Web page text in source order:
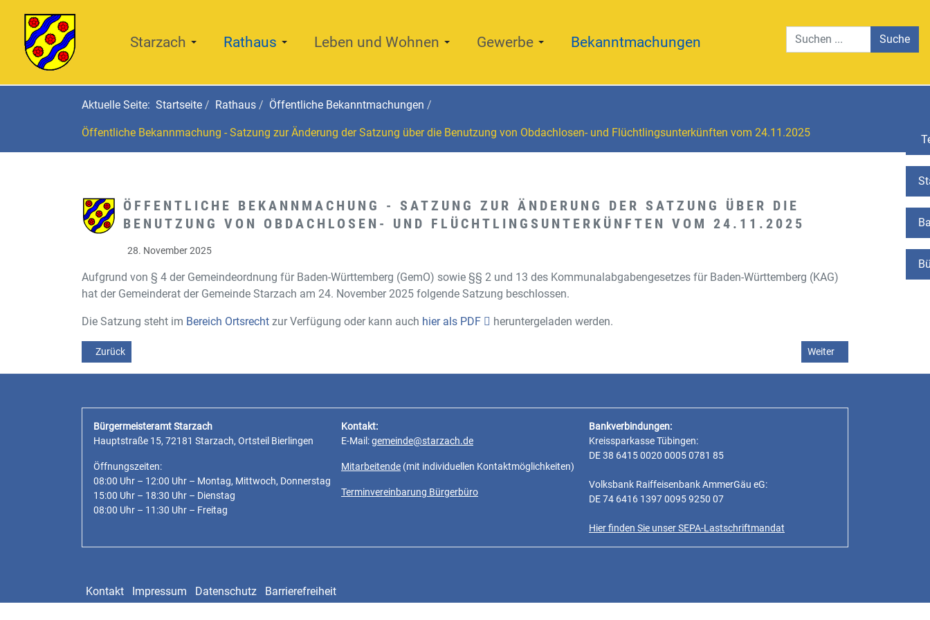
Starzach Rathaus Leben und Wohnen Gewerbe Bekanntmachungen Suche
Aktuelle Seite: Startseite Rathaus Öffentliche Bekanntmachungen
Öffentliche Bekannmachung - Satzung zur Änderung der Satzung über die Benutzung von Obdachlosen- und Flüchtlingsunterkünften vom 24.11.2025
ÖFFENTLICHE BEKANNMACHUNG - SATZUNG ZUR ÄNDERUNG DER SATZUNG ÜBER DIE
BENUTZUNG VON OBDACHLOSEN- UND FLÜCHTLINGSUNTERKÜNFTEN VOM 24.11.2025
28. November 2025
Aufgrund von § 4 der Gemeindeordnung für Baden-Württemberg (GemO) sowie §§ 2 und 13 des Kommunalabgabengesetzes für Baden-Württemberg (KAG)
hat der Gemeinderat der Gemeinde Starzach am 24. November 2025 folgende Satzung beschlossen.
Die Satzung steht im Bereich Ortsrecht zur Verfügung oder kann auch hier als PDF heruntergeladen werden.
Vorheriger Beitrag: Öffentliche Bekanntmachung - Satzung über die Erhebung der Grundsteuer und Gewerbesteuer (Hebesatzsatzung) vom 24.11.2025
Zurück Nächster Beitrag:
Weiter
Bürgermeisteramt Starzach
Hauptstraße 15, 72181 Starzach, Ortsteil Bierlingen
Öffnungszeiten:
08:00 Uhr – 12:00 Uhr – Montag, Mittwoch, Donnerstag
15:00 Uhr – 18:30 Uhr – Dienstag
08:00 Uhr – 11:30 Uhr – Freitag
Kontakt:
E-Mail:gemeinde@starzach.de
Mitarbeitende (mit individuellen Kontaktmöglichkeiten)
Terminvereinbarung Bürgerbüro
Bankverbindungen:
Kreissparkasse Tübingen:
DE 38 6415 0020 0005 0781 85
Volksbank Raiffeisenbank AmmerGäu eG:
DE 74 6416 1397 0095 9250 07
Hier finden Sie unser SEPA-Lastschriftmandat
Kontakt Impressum Datenschutz Barrierefreiheit